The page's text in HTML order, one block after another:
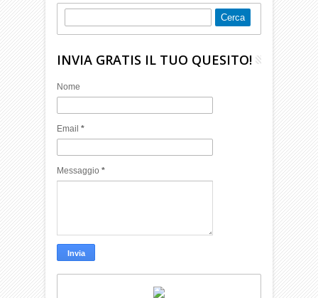
INVIA GRATIS IL TUO QUESITO!
Nome
Email*
Messaggio*